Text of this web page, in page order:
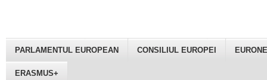
PARLAMENTUL EUROPEAN CONSILIUL EUROPEI
ERASMUS+